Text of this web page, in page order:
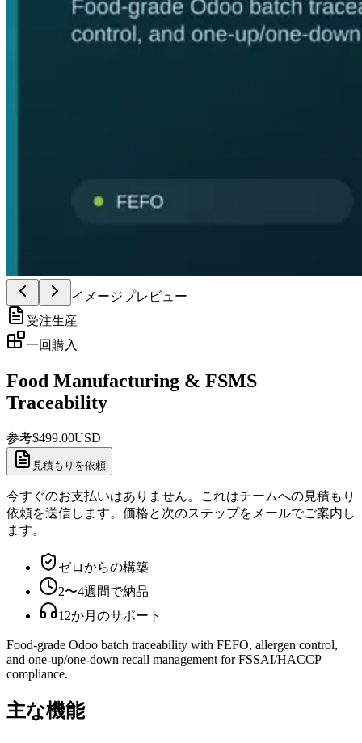
イメージプレビュー
受注生産
一回購入
Food Manufacturing & FSMS
Traceability
参考$499.00USD
見積もりを依頼
今すぐのお支払いはありません。これはチームへの見積もり
依頼を送信します。価格と次のステップをメールでご案内し
ます。
ゼロからの構築
2〜4週間で納品
12か月のサポート
Food-grade Odoo batch traceability with FEFO, allergen control,
and one-up/one-down recall management for FSSAI/HACCP
compliance.
主な機能